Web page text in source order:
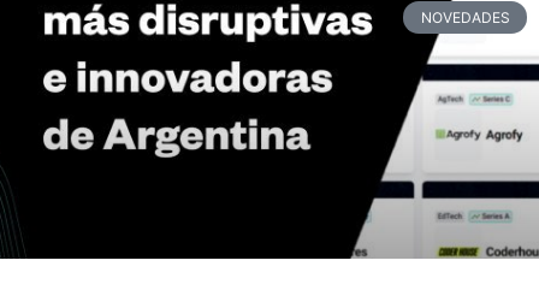
NOVEDADES